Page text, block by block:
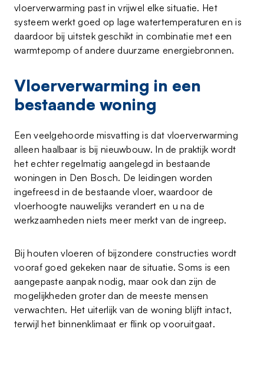
vloerverwarming past in vrijwel elke situatie. Het
systeem werkt goed op lage watertemperaturen en is
daardoor bij uitstek geschikt in combinatie met een
warmtepomp of andere duurzame energiebronnen.
Vloerverwarming in een
bestaande woning
Een veelgehoorde misvatting is dat vloerverwarming
alleen haalbaar is bij nieuwbouw. In de praktijk wordt
het echter regelmatig aangelegd in bestaande
woningen in Den Bosch. De leidingen worden
ingefreesd in de bestaande vloer, waardoor de
vloerhoogte nauwelijks verandert en u na de
werkzaamheden niets meer merkt van de ingreep.
Bij houten vloeren of bijzondere constructies wordt
vooraf goed gekeken naar de situatie. Soms is een
aangepaste aanpak nodig, maar ook dan zijn de
mogelijkheden groter dan de meeste mensen
verwachten. Het uiterlijk van de woning blijft intact,
terwijl het binnenklimaat er flink op vooruitgaat.